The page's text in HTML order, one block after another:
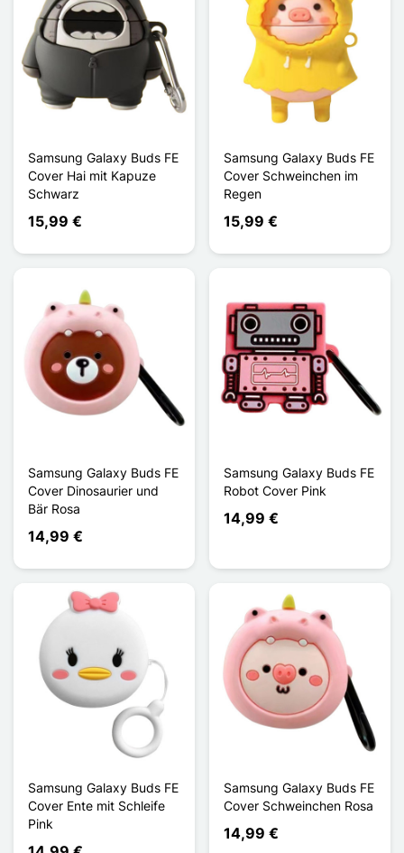
Samsung Galaxy Buds FE
Cover Hai mit Kapuze
Schwarz
15,99 €
Samsung Galaxy Buds FE
Cover Schweinchen im
Regen
15,99 €
Samsung Galaxy Buds FE
Cover Dinosaurier und
Bär Rosa
14,99 €
Samsung Galaxy Buds FE
Robot Cover Pink
14,99 €
Samsung Galaxy Buds FE
Cover Ente mit Schleife
Pink
Samsung Galaxy Buds FE
Cover Schweinchen Rosa
14,99 €